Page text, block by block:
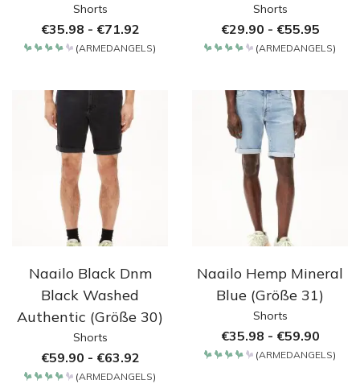
Shorts
€35.98 - €71.92
(ARMEDANGELS)
Shorts
€29.90 - €55.95
(ARMEDANGELS)
Naailo Black Dnm
Black Washed
Authentic (Größe 30)
Shorts
€59.90 - €63.92
(ARMEDANGELS)
Naailo Hemp Mineral
Blue (Größe 31)
Shorts
€35.98 - €59.90
(ARMEDANGELS)